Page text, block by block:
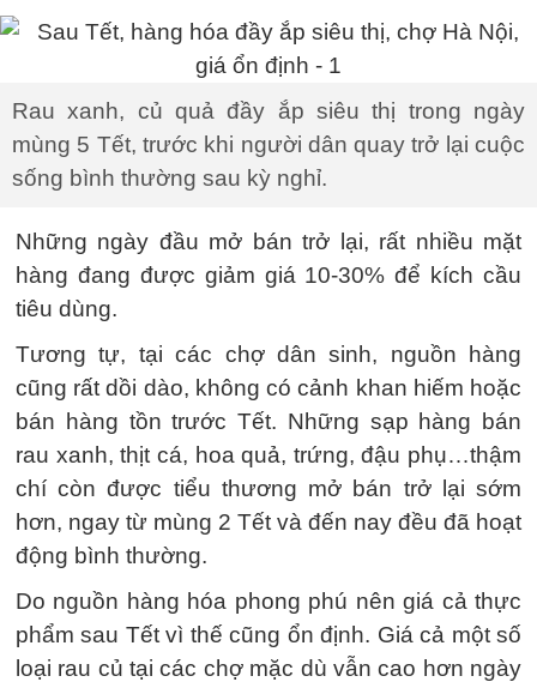
Rau xanh, củ quả đầy ắp siêu thị trong ngày
mùng 5 Tết, trước khi người dân quay trở lại cuộc
sống bình thường sau kỳ nghỉ.
Những ngày đầu mở bán trở lại, rất nhiều mặt
hàng đang được giảm giá 10-30% để kích cầu
tiêu dùng.
Tương tự, tại các chợ dân sinh, nguồn hàng
cũng rất dồi dào, không có cảnh khan hiếm hoặc
bán hàng tồn trước Tết. Những sạp hàng bán
rau xanh, thịt cá, hoa quả, trứng, đậu phụ…thậm
chí còn được tiểu thương mở bán trở lại sớm
hơn, ngay từ mùng 2 Tết và đến nay đều đã hoạt
động bình thường.
Do nguồn hàng hóa phong phú nên giá cả thực
phẩm sau Tết vì thế cũng ổn định. Giá cả một số
loại rau củ tại các chợ mặc dù vẫn cao hơn ngày